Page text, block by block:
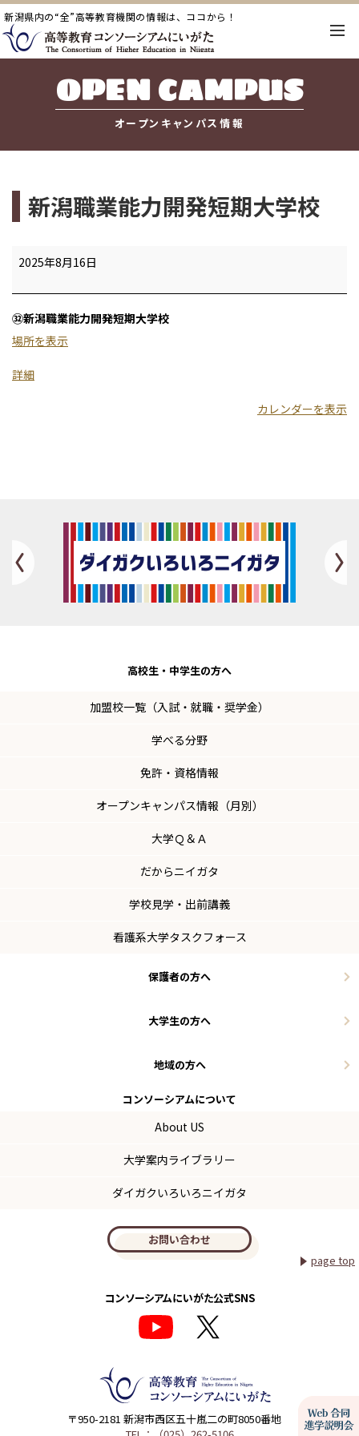
新潟県内の“全”高等教育機関の情報は、ココから！
OPEN CAMPUS
オープンキャンパス情報
新潟職業能力開発短期大学校
新
業
能
力
2025年8月16日
㉜新潟職業能力開発短期大学校
場所を表示
詳細
カレンダーを表示
Previous
〒950-2181 新潟市西区五十嵐二の町8050番地
高校生・ 中学生の方へ
加盟校一覧（入試・就職・奨学金）
学べる分野
免許・資格情報
オープンキャンパス情報（月別）
大学Ｑ＆Ａ
だからニイガタ
学校見学・出前講義
看護系大学タスクフォース
保護者の方へ
大学生の方へ
地域の方へ
コンソーシアムについて
About US
大学案内ライブラリー
ダイガクいろいろニイガタ
お問い合わせ
page top
コンソーシアムにいがた公式SNS